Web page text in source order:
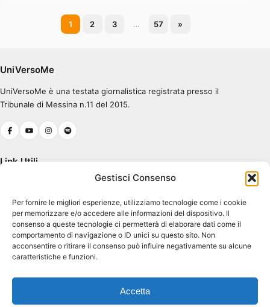
Gestisci Consenso
Per fornire le migliori esperienze, utilizziamo tecnologie come i cookie
per memorizzare e/o accedere alle informazioni del dispositivo. Il
consenso a queste tecnologie ci permetterà di elaborare dati come il
comportamento di navigazione o ID unici su questo sito. Non
acconsentire o ritirare il consenso può influire negativamente su alcune
caratteristiche e funzioni.
Accetta
Paginazione
1 2 3 … 57 »
UniVersoMe
UniVersoMe è una testata giornalistica registrata presso il
Tribunale di Messina n.11 del 2015.
Link Utili
Cookie Policy (UE)
Terms & Conditions
Contatti
Piazza Pugliatti, 1